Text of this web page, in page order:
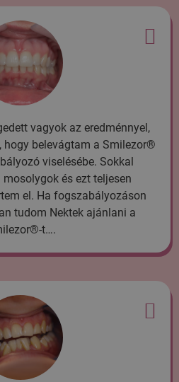
vagyok az eredménnyel,
hogy belevágtam a Smilezor®
viselésébe. Sokkal
és ezt teljesen
el. Ha fogszabályozáson
tudom Nektek ajánlani a
t….